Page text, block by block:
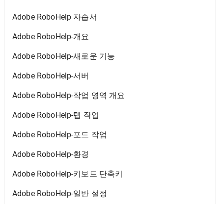
Adobe RoboHelp 자습서
Adobe RoboHelp-개요
Adobe RoboHelp-새로운 기능
Adobe RoboHelp-서버
Adobe RoboHelp-작업 영역 개요
Adobe RoboHelp-탭 작업
Adobe RoboHelp-포드 작업
Adobe RoboHelp-환경
Adobe RoboHelp-키보드 단축키
Adobe RoboHelp-일반 설정